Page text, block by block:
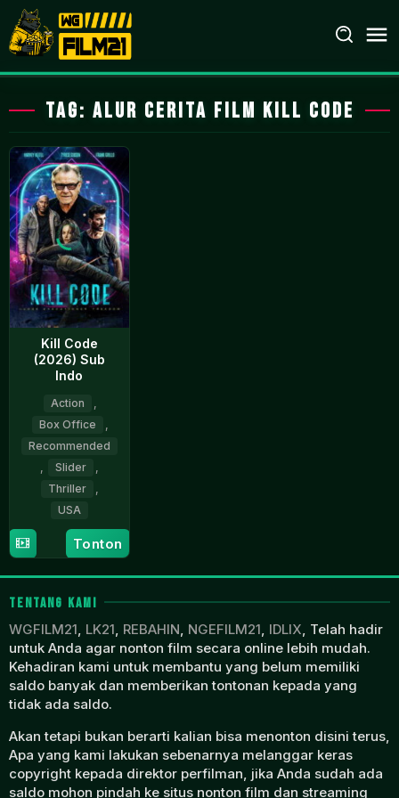
Loncat
ke
konten
Tag: alur cerita film Kill Code
Kill Code
(2026) Sub
Indo
Action
Box Office
Recommended
Slider
Thriller
USA
16
Apr
2026
Justin
Price
Tonton
TENTANG KAMI
WGFILM21, LK21, REBAHIN, NGEFILM21, IDLIX, Telah hadir
untuk Anda agar nonton film secara online lebih mudah.
Kehadiran kami untuk membantu yang belum memiliki
saldo banyak dan memberikan tontonan kepada yang
tidak ada saldo.
Akan tetapi bukan berarti kalian bisa menonton disini terus,
Apa yang kami lakukan sebenarnya melanggar keras
copyright kepada direktor perfilman, jika Anda sudah ada
saldo mohon pindah ke situs nonton film dan streaming